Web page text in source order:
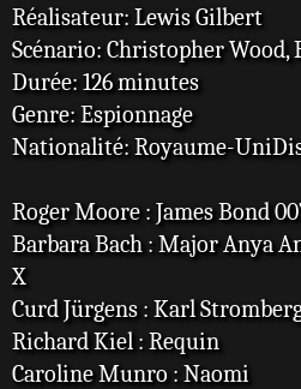
Réalisateur: Lewis Gilbert
Scénario: Christopher
Durée: 126 minutes
Genre: Espionnage
Nationalité: Royaume-
Roger Moore : James Bond
Barbara Bach : Major Anya
X
Curd Jürgens : Karl
Richard Kiel : Requin
Caroline Munro : Naomi